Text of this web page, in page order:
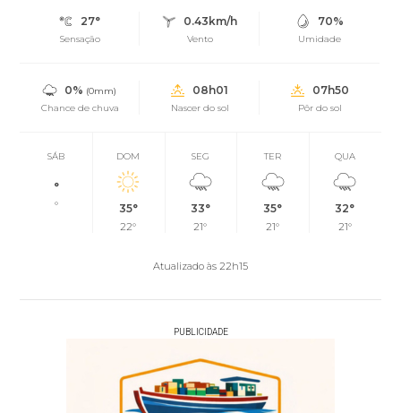
27°
Sensação
0.43km/h
Vento
70%
Umidade
0% (0mm)
Chance de chuva
08h01
Nascer do sol
07h50
Pôr do sol
SÁB
°
°
DOM
35°
22°
SEG
33°
21°
TER
35°
21°
QUA
32°
21°
Atualizado às 22h15
PUBLICIDADE